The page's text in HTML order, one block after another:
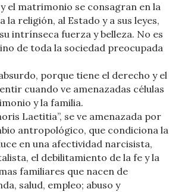
el matrimonio se consagran en la
religión, al Estado y a sus leyes,
intrínseca fuerza y belleza. No es
de toda la sociedad preocupada
porque tiene el derecho y el
cuando ve amenazadas células
y la familia.
Laetitia”, se ve amenazada por
antropológico, que condiciona la
en una afectividad narcisista,
el debilitamiento de la fe y la
familiares que nacen de
salud, empleo; abuso y